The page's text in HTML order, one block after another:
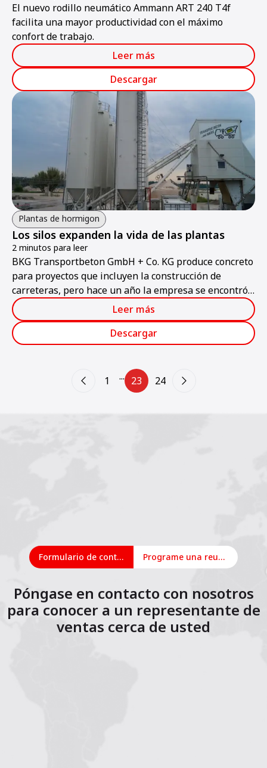
El nuevo rodillo neumático Ammann ART 240 T4f
facilita una mayor productividad con el máximo
confort de trabajo.
Leer más
Descargar
Plantas de hormigon
Los silos expanden la vida de las plantas
2 minutos para leer
BKG Transportbeton GmbH + Co. KG produce concreto
para proyectos que incluyen la construcción de
carreteras, pero hace un año la empresa se encontró
en una encrucijada propia.Leer más
Descargar
1 ... 23 24
Formulario de contacto Programe una reunión en línea
Póngase en contacto con nosotros
para conocer a un representante de
ventas cerca de usted